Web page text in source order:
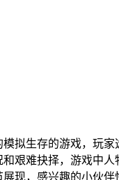
模拟生存的游戏，玩
艰难抉择，游戏中
现，感兴趣的小伙伴